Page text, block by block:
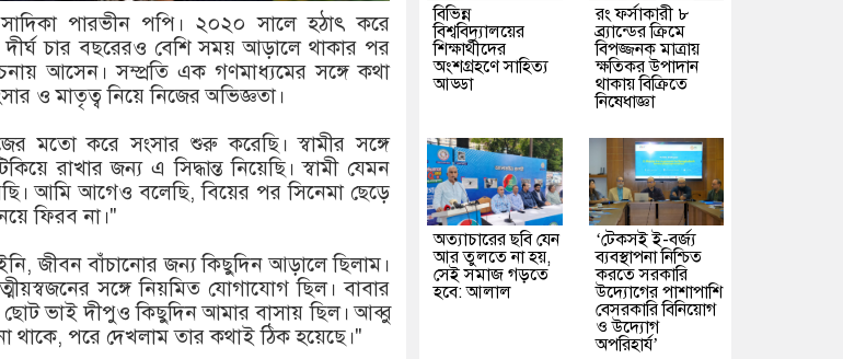
সাদিকা পারভীন পপি। ২০২০ সালে হঠাৎ করে
চার বছরেরও বেশি সময় আড়ালে থাকার পর
আসেন। সম্প্রতি এক গণমাধ্যমের সঙ্গে কথা
ও মাতৃত্ব নিয়ে নিজের অভিজ্ঞতা।
মতো করে সংসার শুরু করেছি। স্বামীর সঙ্গে
রাখার জন্য এ সিদ্ধান্ত নিয়েছি। স্বামী যেমন
আমি আগেও বলেছি, বিয়ের পর সিনেমা ছেড়ে
ফিরব না।"
জীবন বাঁচানোর জন্য কিছুদিন আড়ালে ছিলাম।
সঙ্গে নিয়মিত যোগাযোগ ছিল। বাবার
ছোট ভাই দীপুও কিছুদিন আমার বাসায় ছিল। আব্বু
থাকে, পরে দেখলাম তার কথাই ঠিক হয়েছে।"
বিভিন্ন
বিশ্ববিদ্যালয়ের
শিক্ষার্থীদের
অংশগ্রহণে সাহিত্য
আড্ডা
রং ফর্সাকারী ৮
ব্র্যান্ডের ক্রিমে
বিপজ্জনক মাত্রায়
ক্ষতিকর উপাদান
থাকায় বিক্রিতে
নিষেধাজ্ঞা
অত্যাচারের ছবি যেন
আর তুলতে না হয়,
সেই সমাজ গড়তে
হবে: আলাল
‘টেকসই ই-বর্জ্য
ব্যবস্থাপনা নিশ্চিত
করতে সরকারি
উদ্যোগের পাশাপাশি
বেসরকারি বিনিয়োগ
ও উদ্যোগ
অপরিহার্য’